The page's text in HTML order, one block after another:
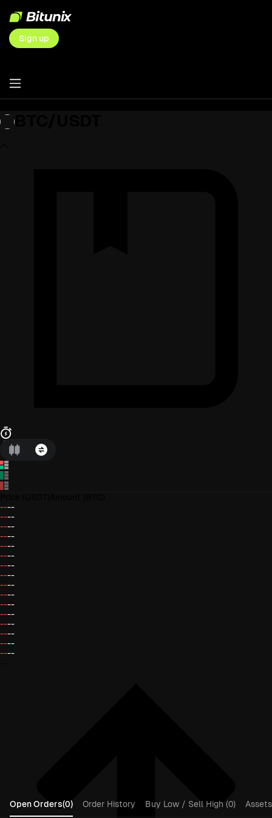
Sign up
----
----
----
----
----
----
----
----
----
----
----
----
----
----
----
----
Open Orders(0) Order History Buy Low / Sell High (0)
Assets